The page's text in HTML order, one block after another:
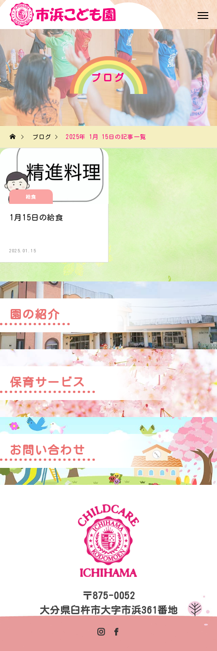
ブログ
ブログ 2025年 1月 15日の記事一覧
給食
1月15日の給食
2025.01.15
園の紹介
保育サービス
お問い合わせ
〒875-0052
大分県臼杵市大字市浜361番地